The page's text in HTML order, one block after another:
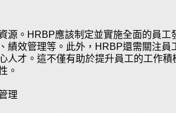
源。HRBP應該制定並實施全面的員工
績效管理等。此外，HRBP還需關注員
人才。這不僅有助於提升員工的工作
。
理